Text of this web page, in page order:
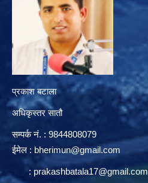
प्रकाश बटाला
अधिकृस्तर सातौ
सम्पर्क न‌ं. : 9844808079
ईमेल : bherimun@gmail.com
: prakashbatala17@gmail.com